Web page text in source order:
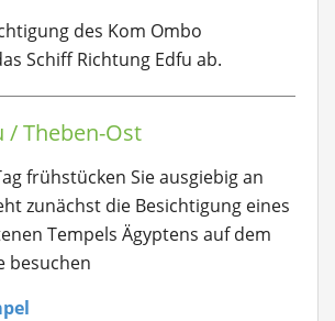
des Kom Ombo
Schiff Richtung Edfu ab.
/ Theben-Ost
frühstücken Sie ausgiebig an
zunächst die Besichtigung eines
Tempels Ägyptens auf dem
besuchen